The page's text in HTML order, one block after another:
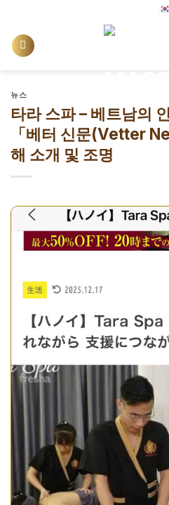
content
뉴스
타라 스파 – 베트남의
「베터 신문(Vetter
해 소개 및 조명